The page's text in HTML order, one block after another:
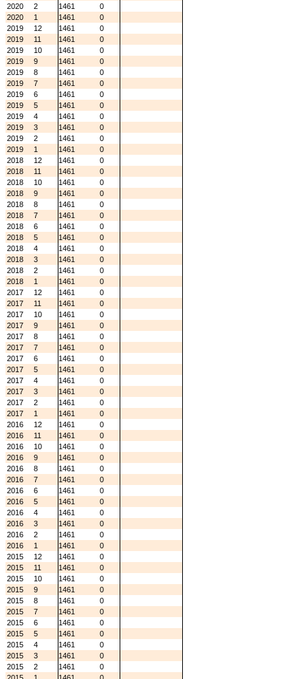
2020
2 1461
0
2020
1 1461
0
2019
12 1461
0
2019
11 1461
0
2019
10 1461
0
2019
9 1461
0
2019
8 1461
0
2019
7 1461
0
2019
6 1461
0
2019
5 1461
0
2019
4 1461
0
2019
3 1461
0
2019
2 1461
0
2019
1 1461
0
2018
12 1461
0
2018
11 1461
0
2018
10 1461
0
2018
9 1461
0
2018
8 1461
0
2018
7 1461
0
2018
6 1461
0
2018
5 1461
0
2018
4 1461
0
2018
3 1461
0
2018
2 1461
0
2018
1 1461
0
2017
12 1461
0
2017
11 1461
0
2017
10 1461
0
2017
9 1461
0
2017
8 1461
0
2017
7 1461
0
2017
6 1461
0
2017
5 1461
0
2017
4 1461
0
2017
3 1461
0
2017
2 1461
0
2017
1 1461
0
2016
12 1461
0
2016
11 1461
0
2016
10 1461
0
2016
9 1461
0
2016
8 1461
0
2016
7 1461
0
2016
6 1461
0
2016
5 1461
0
2016
4 1461
0
2016
3 1461
0
2016
2 1461
0
2016
1 1461
0
2015
12 1461
0
2015
11 1461
0
2015
10 1461
0
2015
9 1461
0
2015
8 1461
0
2015
7 1461
0
2015
6 1461
0
2015
5 1461
0
2015
4 1461
0
2015
3 1461
0
2015
2 1461
0